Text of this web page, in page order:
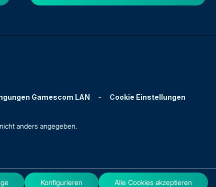
Gamescom LAN - Cookie Einstellungen
anders angegeben.
Konfigurieren Alle Cookies akzeptieren